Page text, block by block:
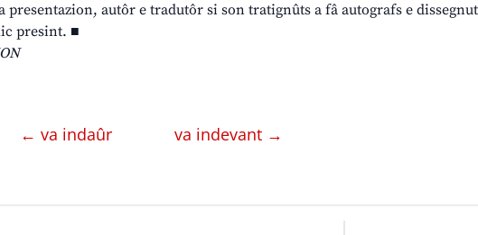
presentazion, autôr e tradutôr si son tratignûts a fâ autografs e
presint. ■
← va indaûr va indevant →